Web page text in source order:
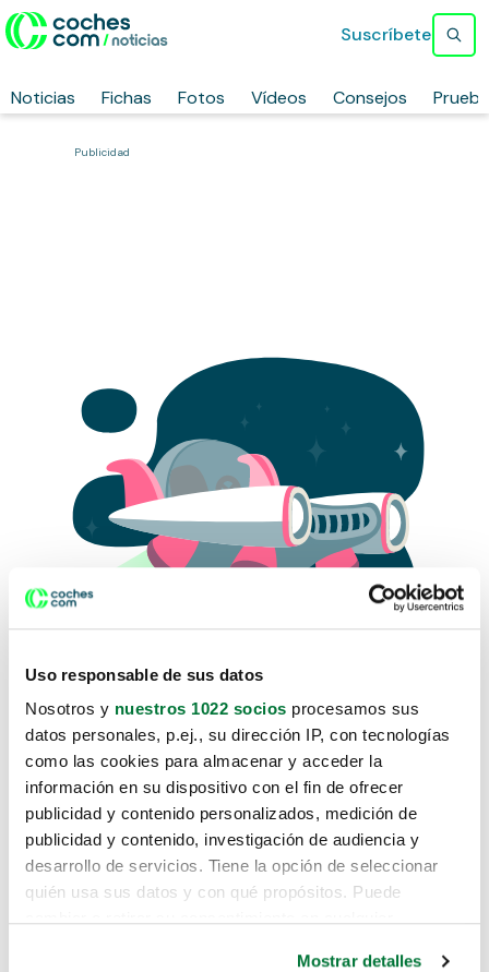
Uso responsable de sus datos
Nosotros y nuestros 1022 socios procesamos sus
datos personales, p.ej., su dirección IP, con tecnologías
como las cookies para almacenar y acceder la
información en su dispositivo con el fin de ofrecer
publicidad y contenido personalizados, medición de
publicidad y contenido, investigación de audiencia y
desarrollo de servicios. Tiene la opción de seleccionar
quién usa sus datos y con qué propósitos. Puede
Mostrar detalles
Noticias Fichas Fotos Vídeos Consejos
Suscríbete
Publicidad
Lo sentimos, no sabemos como
te hemos traido hasta aquí.
Pero puedes encontrar el coche que estás
buscando en alguno de estos enlaces: